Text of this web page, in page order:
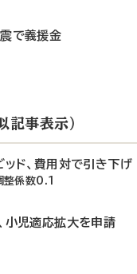
で義援金
記事表示）
ッド、費用対で引き下げ
整係数0.1
小児適応拡大を申請